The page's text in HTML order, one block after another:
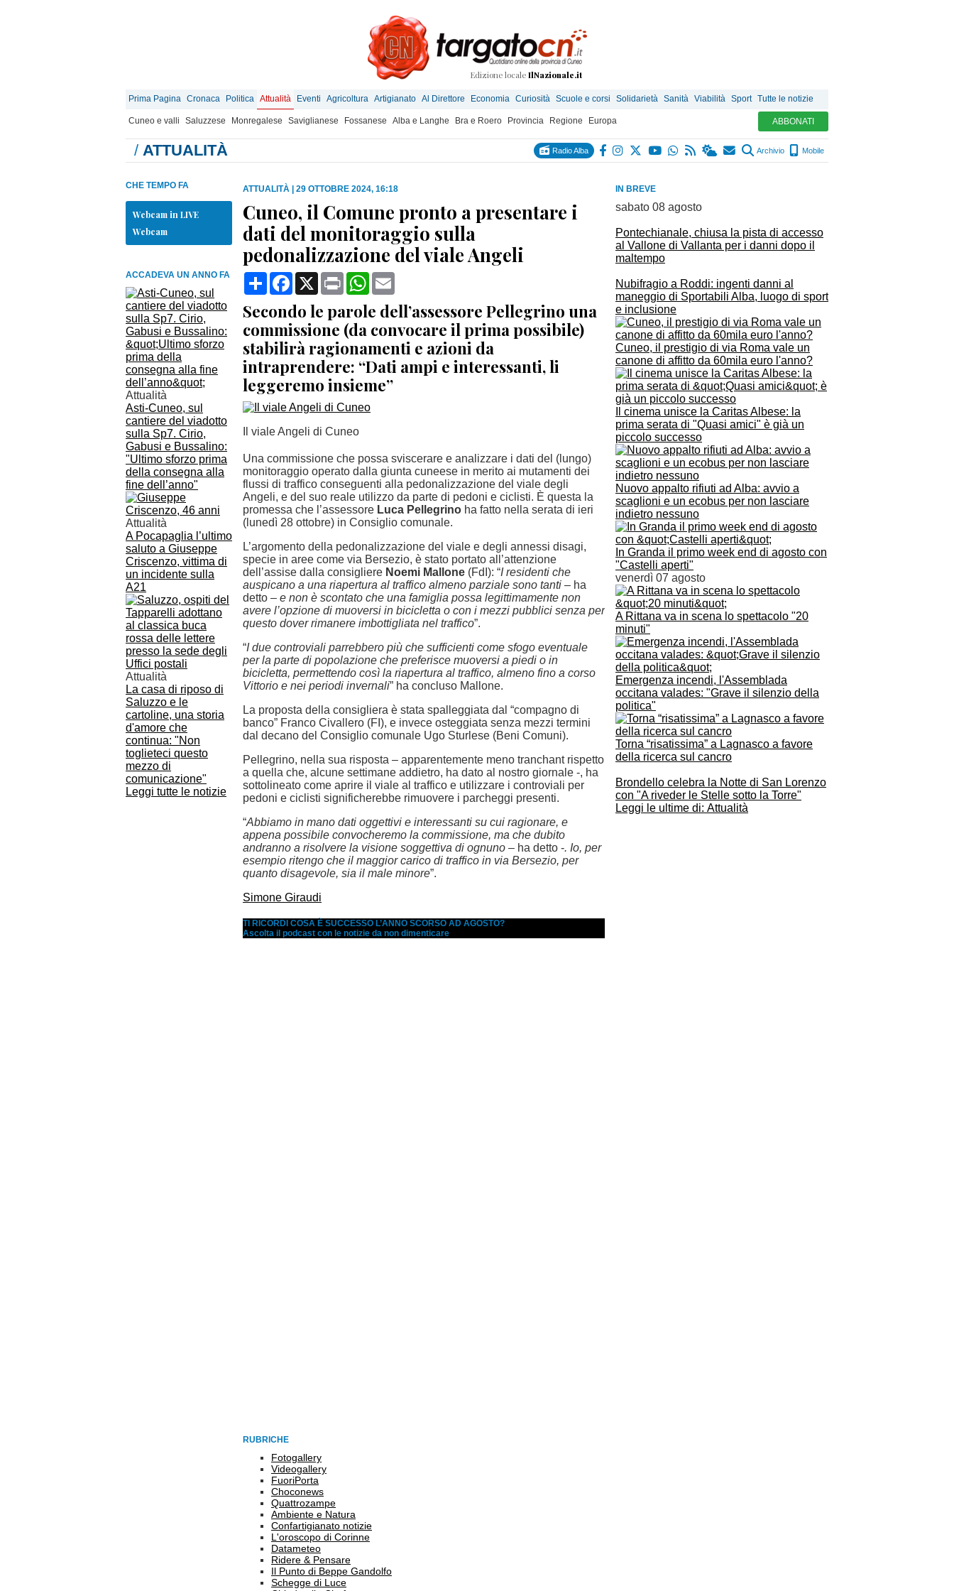
Edizione locale IlNazionale.it
Prima Pagina Cronaca Politica Attualità Eventi Agricoltura Artigianato Al Direttore Economia Curiosità Scuole e corsi Solidarietà Sanità Viabilità Sport Tutte le notizie
Cuneo e valli Saluzzese Monregalese Saviglianese Fossanese Alba e Langhe Bra e Roero Provincia Regione Europa ABBONATI
/ ATTUALITÀ Radio Alba Archivio Mobile
IN BREVE
sabato 08 agosto
Pontechianale, chiusa la pista di accesso
al Vallone di Vallanta per i danni dopo il
maltempo
Nubifragio a Roddi: ingenti danni al
maneggio di Sportabili Alba, luogo di sport
e inclusione
Cuneo, il prestigio di via Roma vale un
canone di affitto da 60mila euro l'anno?
Il cinema unisce la Caritas Albese: la
prima serata di "Quasi amici" è già un
piccolo successo
Nuovo appalto rifiuti ad Alba: avvio a
scaglioni e un ecobus per non lasciare
indietro nessuno
In Granda il primo week end di agosto con
"Castelli aperti"
venerdì 07 agosto
A Rittana va in scena lo spettacolo "20
minuti"
Emergenza incendi, l'Assemblada
occitana valades: "Grave il silenzio della
politica"
Torna “risatissima” a Lagnasco a favore
della ricerca sul cancro
Brondello celebra la Notte di San Lorenzo
con "A riveder le Stelle sotto la Torre"
Leggi le ultime di: Attualità
CHE TEMPO FA
Webcam in LIVE
Webcam
ACCADEVA UN ANNO FA
Attualità
Asti-Cuneo, sul
cantiere del viadotto
sulla Sp7. Cirio,
Gabusi e Bussalino:
"Ultimo sforzo prima
della consegna alla
fine dell’anno"
Attualità
A Pocapaglia l’ultimo
saluto a Giuseppe
Criscenzo, vittima di
un incidente sulla
A21
Attualità
La casa di riposo di
Saluzzo e le
cartoline, una storia
d'amore che
continua: "Non
toglieteci questo
mezzo di
comunicazione"
Leggi tutte le notizie
ATTUALITÀ 29 OTTOBRE 2024, 16:18
Cuneo, il Comune pronto a presentare i
dati del monitoraggio sulla
pedonalizzazione del viale Angeli
CondividiFacebook
X Print WhatsApp
Secondo le parole dell’assessore Pellegrino una
commissione (da convocare il prima possibile)
stabilirà ragionamenti e azioni da
intraprendere: “Dati ampi e interessanti, li
leggeremo insieme”
Il viale Angeli di Cuneo
Una commissione che possa sviscerare e analizzare i dati del (lungo)
monitoraggio operato dalla giunta cuneese in merito ai mutamenti dei
flussi di traffico conseguenti alla pedonalizzazione del viale degli
Angeli, e del suo reale utilizzo da parte di pedoni e ciclisti. È questa la
promessa che l’assessore Luca Pellegrino ha fatto nella serata di ieri
(lunedì 28 ottobre) in Consiglio comunale.
L’argomento della pedonalizzazione del viale e degli annessi disagi,
specie in aree come via Bersezio, è stato portato all’attenzione
dell’assise dalla consigliere Noemi Mallone (FdI): “I residenti che
auspicano a una riapertura al traffico almeno parziale sono tanti – ha
detto – e non è scontato che una famiglia possa legittimamente non
avere l’opzione di muoversi in bicicletta o con i mezzi pubblici senza per
questo dover rimanere imbottigliata nel traffico”.
“I due controviali parrebbero più che sufficienti come sfogo eventuale
per la parte di popolazione che preferisce muoversi a piedi o in
bicicletta, permettendo così la riapertura al traffico, almeno fino a corso
Vittorio e nei periodi invernali” ha concluso Mallone.
La proposta della consigliera è stata spalleggiata dal “compagno di
banco” Franco Civallero (FI), e invece osteggiata senza mezzi termini
dal decano del Consiglio comunale Ugo Sturlese (Beni Comuni).
Pellegrino, nella sua risposta – apparentemente meno tranchant rispetto
a quella che, alcune settimane addietro, ha dato al nostro giornale -, ha
sottolineato come aprire il viale al traffico e utilizzare i controviali per
pedoni e ciclisti significherebbe rimuovere i parcheggi presenti.
“Abbiamo in mano dati oggettivi e interessanti su cui ragionare, e
appena possibile convocheremo la commissione, ma che dubito
andranno a risolvere la visione soggettiva di ognuno – ha detto -. Io, per
esempio ritengo che il maggior carico di traffico in via Bersezio, per
quanto disagevole, sia il male minore”.
Simone Giraudi
TI RICORDI COSA È SUCCESSO L’ANNO SCORSO AD AGOSTO?
Ascolta il podcast con le notizie da non dimenticare
RUBRICHE
Fotogallery
Videogallery
FuoriPorta
Choconews
Quattrozampe
Ambiente e Natura
Confartigianato notizie
L'oroscopo di Corinne
Datameteo
Ridere & Pensare
Il Punto di Beppe Gandolfo
Schegge di Luce